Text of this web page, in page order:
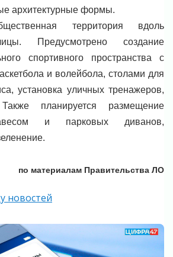
архитектурные формы.
территория вдоль
Предусмотрено создание
спортивного пространства с
и волейбола, столами для
установка уличных тренажеров,
планируется размещение
и парковых диванов,
по материалам Правительства ЛО
новостей